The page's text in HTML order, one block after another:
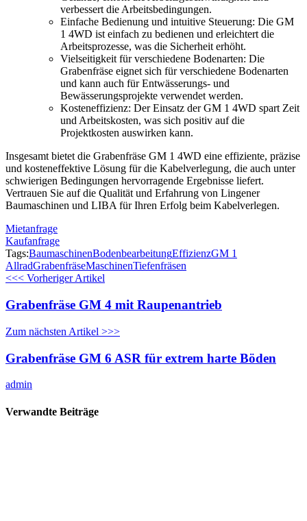
verbessert die Arbeitsbedingungen.
Einfache Bedienung und intuitive Steuerung: Die GM
1 4WD ist einfach zu bedienen und erleichtert die
Arbeitsprozesse, was die Sicherheit erhöht.
Vielseitigkeit für verschiedene Bodenarten: Die
Grabenfräse eignet sich für verschiedene Bodenarten
und kann auch für Entwässerungs- und
Bewässerungsprojekte verwendet werden.
Kosteneffizienz: Der Einsatz der GM 1 4WD spart Zeit
und Arbeitskosten, was sich positiv auf die
Projektkosten auswirken kann.
Insgesamt bietet die Grabenfräse GM 1 4WD eine effiziente, präzise
und kosteneffektive Lösung für die Kabelverlegung, die auch unter
schwierigen Bedingungen hervorragende Ergebnisse liefert.
Vertrauen Sie auf die Qualität und Erfahrung von Lingener
Baumaschinen und LIBA für Ihren Erfolg beim Kabelverlegen.
Mietanfrage
Kaufanfrage
Tags:BaumaschinenBodenbearbeitungEffizienzGM 1
AllradGrabenfräseMaschinenTiefenfräsen
<<< Vorheriger Artikel
Grabenfräse GM 4 mit Raupenantrieb
Zum nächsten Artikel >>>
Grabenfräse GM 6 ASR für extrem harte Böden
admin
Verwandte Beiträge